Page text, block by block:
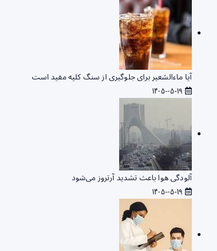
آیا ماءالشعیر برای جلوگیری از سنگ کلیه مفید است
آلودگی هوا باعث تشدید آرتروز می‌شود